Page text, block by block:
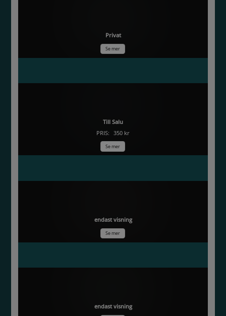
Privat
Se mer
Till Salu
PRIS:
350 kr
Se mer
endast visning
Se mer
endast visning